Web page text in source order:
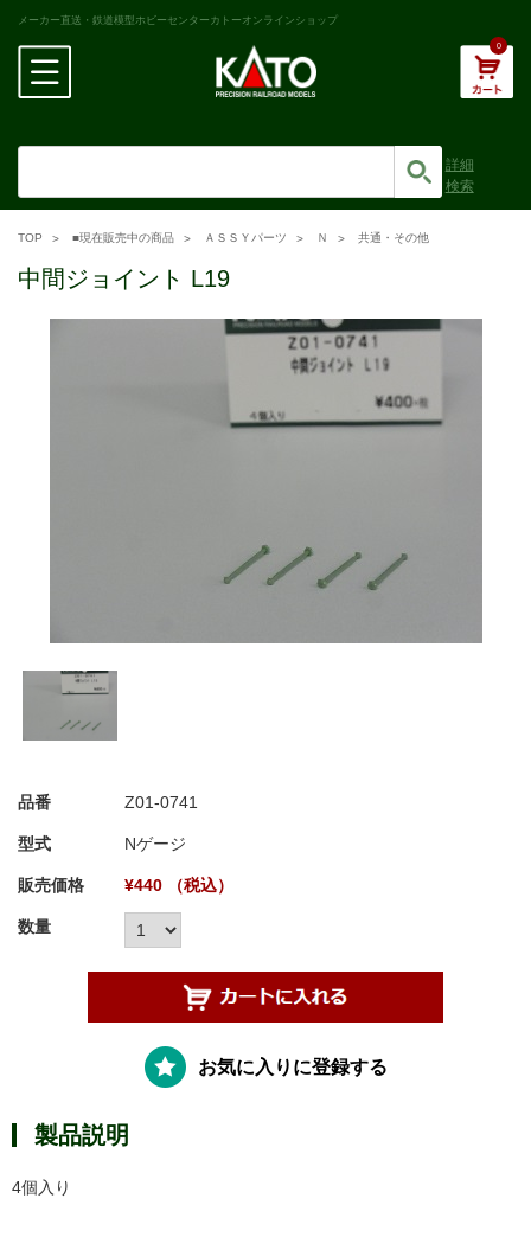
メーカー直送・鉄道模型ホビーセンターカトーオンラインショップ
0
詳細
検索
TOP ■現在販売中の商品 ＡＳＳＹパーツ Ｎ 共通・その他
中間ジョイント L19
品番 Z01-0741
型式 Nゲージ
販売価格 ¥440 （税込）
数量
お気に入りに登録する
製品説明
4個入り